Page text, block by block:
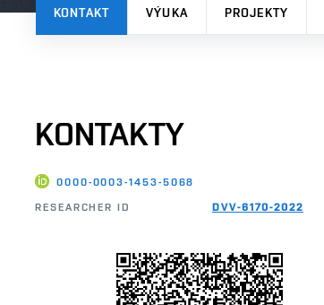
KONTAKT VÝUKA PROJEKTY
KONTAKTY
0000-0003-1453-5068
RESEARCHER ID DVV-6170-2022